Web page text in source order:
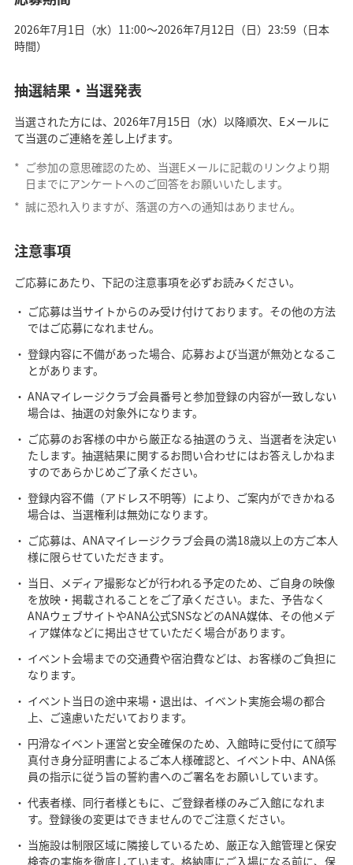
2026年7月1日（水）11:00～2026年7月12日（日）23:59（日本
時間）
抽選結果・当選発表
当選された方には、2026年7月15日（水）以降順次、Eメールに
て当選のご連絡を差し上げます。
* ご参加の意思確認のため、当選Eメールに記載のリンクより期
日までにアンケートへのご回答をお願いいたします。
* 誠に恐れ入りますが、落選の方への通知はありません。
注意事項
ご応募にあたり、下記の注意事項を必ずお読みください。
ご応募は当サイトからのみ受け付けております。その他の方法
ではご応募になれません。
登録内容に不備があった場合、応募および当選が無効となるこ
とがあります。
ANAマイレージクラブ会員番号と参加登録の内容が一致しない
場合は、抽選の対象外になります。
ご応募のお客様の中から厳正なる抽選のうえ、当選者を決定い
たします。抽選結果に関するお問い合わせにはお答えしかねま
すのであらかじめご了承ください。
登録内容不備（アドレス不明等）により、ご案内ができかねる
場合は、当選権利は無効になります。
ご応募は、ANAマイレージクラブ会員の満18歳以上の方ご本人
様に限らせていただきます。
当日、メディア撮影などが行われる予定のため、ご自身の映像
を放映・掲載されることをご了承ください。また、予告なく
ANAウェブサイトやANA公式SNSなどのANA媒体、その他メデ
ィア媒体などに掲出させていただく場合があります。
イベント会場までの交通費や宿泊費などは、お客様のご負担に
なります。
イベント当日の途中来場・退出は、イベント実施会場の都合
上、ご遠慮いただいております。
円滑なイベント運営と安全確保のため、入館時に受付にて顔写
真付き身分証明書によるご本人様確認と、イベント中、ANA係
員の指示に従う旨の誓約書へのご署名をお願いしています。
代表者様、同行者様ともに、ご登録者様のみご入館になれま
す。登録後の変更はできませんのでご注意ください。
当施設は制限区域に隣接しているため、厳正な入館管理と保安
検査の実施を徹底しています。格納庫にご入場になる前に、保